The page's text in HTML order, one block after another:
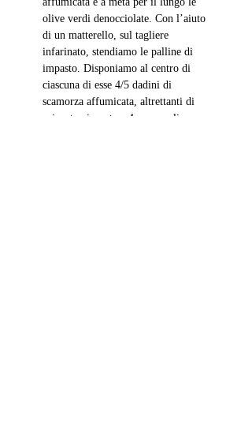
olive verdi denocciolate. Con l’aiuto
di un matterello, sul tagliere
infarinato, stendiamo le palline di
impasto. Disponiamo al centro di
ciascuna di esse 4/5 dadini di
scamorza affumicata, altrettanti di
spianata piccante e 4 mezze olive